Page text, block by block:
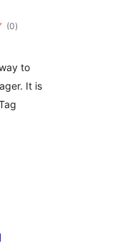
(0valoracións
totais
)
to
It is